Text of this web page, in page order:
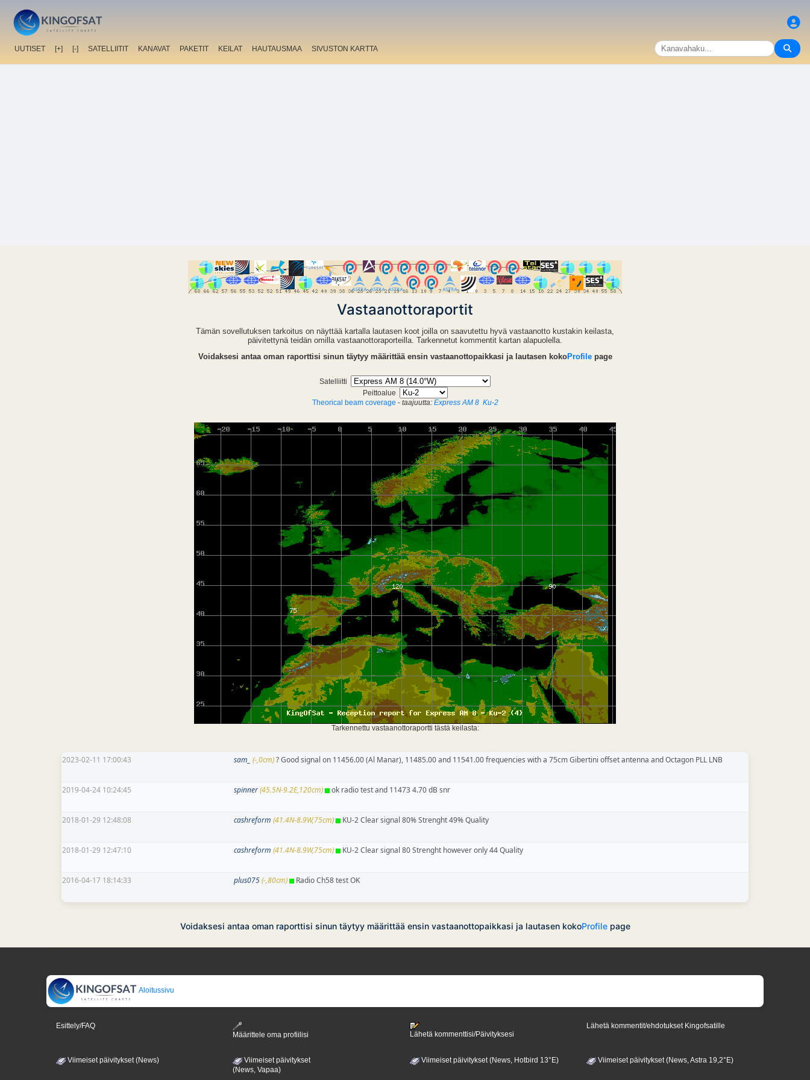
UUTISET [+] [-] SATELLIITIT KANAVAT PAKETIT KEILAT HAUTAUSMAA SIVUSTON KARTTA
Vastaanottoraportit
Tämän sovellutuksen tarkoitus on näyttää kartalla lautasen koot joilla on saavutettu hyvä vastaanotto kustakin keilasta,
päivitettynä teidän omilla vastaanottoraporteilla. Tarkennetut kommentit kartan alapuolella.
Voidaksesi antaa oman raporttisi sinun täytyy määrittää ensin vastaanottopaikkasi ja lautasen kokoProfilepage
Satelliitti
Peittoalue
Theorical beam coverage - taajuutta: Express AM 8 Ku-2
Tarkennettu vastaanottoraportti tästä keilasta:
2023-02-11 17:00:43 sam_ (-,0cm)? Good signal on 11456.00 (Al Manar), 11485.00 and 11541.00 frequencies with a 75cm Gibertini offset antenna and Octagon PLL LNB
2019-04-24 10:24:45 spinner(45.5N-9.2E,120cm) ok radio test and 11473 4.70 dB snr
2018-01-29 12:48:08 cashreform (41.4N-8.9W,75cm) KU-2 Clear signal 80% Strenght 49% Quality
2018-01-29 12:47:10 cashreform (41.4N-8.9W,75cm) KU-2 Clear signal 80 Strenght however only 44 Quality
2016-04-17 18:14:33 plus075(-,80cm) Radio Ch58 test OK
Voidaksesi antaa oman raporttisi sinun täytyy määrittää ensin vastaanottopaikkasi ja lautasen kokoProfilepage
Aloitussivu
Esittely/FAQ
Määrittele oma profiilisi
Lähetä kommenttisi/Päivityksesi
Lähetä kommentit/ehdotukset Kingofsatille
Viimeiset päivitykset (News)
Viimeiset päivitykset
(News, Vapaa)
Viimeiset päivitykset (News, Hotbird 13°E) Viimeiset päivitykset (News, Astra 19,2°E)